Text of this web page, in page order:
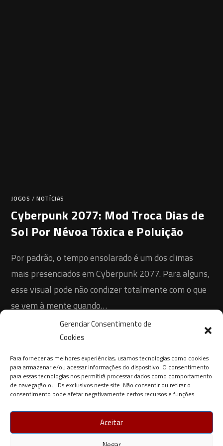
Gerenciar Consentimento de
Cookies
Para fornecer as melhores experiências, usamos tecnologias como cookies
para armazenar e/ou acessar informações do dispositivo. O consentimento
para essas tecnologias nos permitirá processar dados como comportamento
de navegação ou IDs exclusivos neste site. Não consentir ou retirar o
consentimento pode afetar negativamente certos recursos e funções.
Aceitar
JOGOS /NOTÍCIAS
Cyberpunk 2077: Mod Troca Dias de
Sol Por Névoa Tóxica e Poluição
Por padrão, o tempo ensolarado é um dos climas
mais presenciados em Cyberpunk 2077. Para alguns,
esse visual pode não condizer totalmente com o que
se vem à mente quando…
12 DE JANEIRO DE 2021